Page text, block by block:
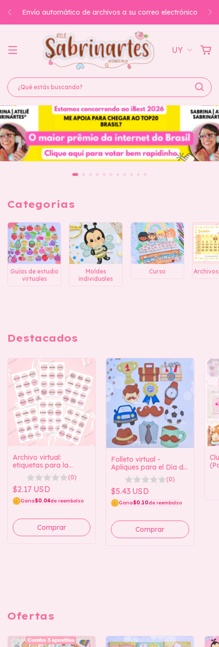
Envío automático de archivos a su correo electrónico
UY
Categorías
Guías de estudio
virtuales
Moldes
individuales
Curso
Destacados
Archivo virtual:
etiquetas para la
organización del
estudio.
(0)
$2.17 USD
Gana$0.04de reembolso
Folleto virtual -
Apliques para el Día del
Padre
(0)
$5.43 USD
Gana$0.10de reembolso
Ofertas